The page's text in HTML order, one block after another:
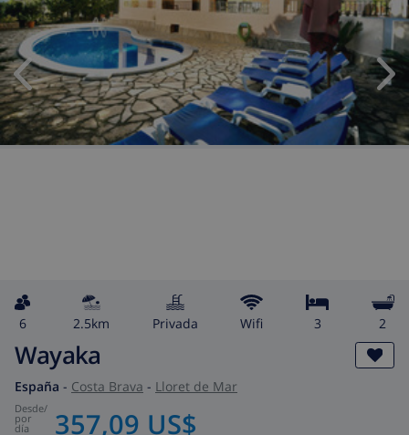
6 2.5km privada wifi 3 2
Wayaka
España - Costa Brava - Lloret de Mar
desde/
por
día 357,09 US$